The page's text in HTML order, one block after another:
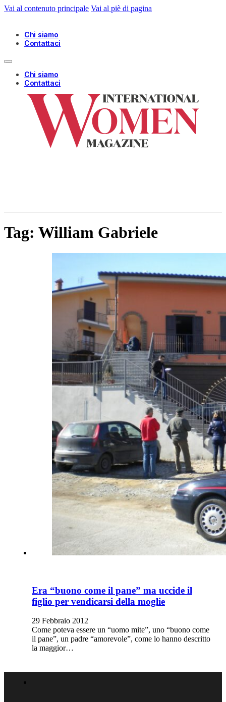
Vai al contenuto principale Vai al piè di pagina
Chi siamo
Contattaci
Chi siamo
Contattaci
Tag: William Gabriele
Era “buono come il pane” ma uccide il
figlio per vendicarsi della moglie
29 Febbraio 2012
Come poteva essere un “uomo mite”, uno “buono come
il pane”, un padre “amorevole”, come lo hanno descritto
la maggior…